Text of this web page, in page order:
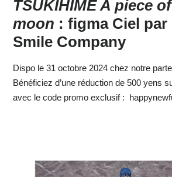
TSUKIHIME A piece
moon : figma Ciel par
Smile Company
Dispo le 31 octobre 2024 chez notre
Bénéficiez d’une réduction de 500 yens
avec le code promo exclusif :